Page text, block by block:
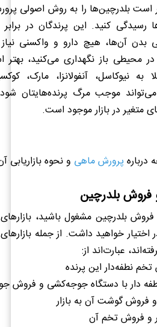
است بلدرچین‌ها را به روش اصولی
کنید. این پرندگان در برابر
بدن آن‌ها، هیچ دارو و واکسنی
در محیطی باز نگهداری می‌کنید،
به نیوکاسل، آنفولانزا، مارک،
موجب مرگ پرنده‌هایتان
متغیر در بازار موجود است.
درباره پرورش ماهی و نحوه بازاریابی
فروش بلدرچین
و فروش بلدرچین مشغول باشید،
خواهید داشت. از جمله
عبارت‌اند از:
نطفه‌دار این پرنده
داربا دستگاه جوجه‌کشی و فروش
فروش گوشت آن به بازار
و فروش تخم آن